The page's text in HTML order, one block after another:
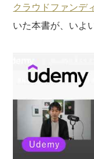
クラウドファンデ
いた本書が、いよ